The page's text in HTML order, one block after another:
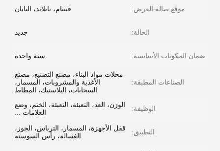
موقع صالة العرض: فيتنام، تايلاند، اليابان
الحالة: جديد
ضمان المكونات الأساسية: سنة واحدة
الصناعات المطبقة:
محلات مواد البناء، مصنع التصنيع، مصنع
الأغذية والمشروبات، المسمار،
السحابات، البلاستيك، المطاط
الوظيفة:
الوزن، العد، التعبئة، التعبئة، الختم، وضع
العلامات ...
التطبيق:
قفل الأجهزة، المسمار، الترباس، الجوز،
الغسالة، رأس السوستة